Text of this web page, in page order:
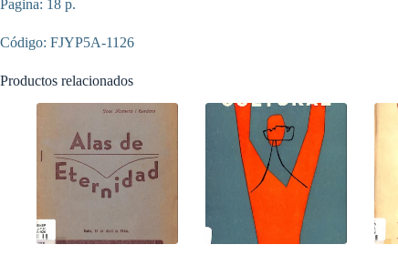
Pagina: 18 p.
Código: FJYP5A-1126
Productos relacionados